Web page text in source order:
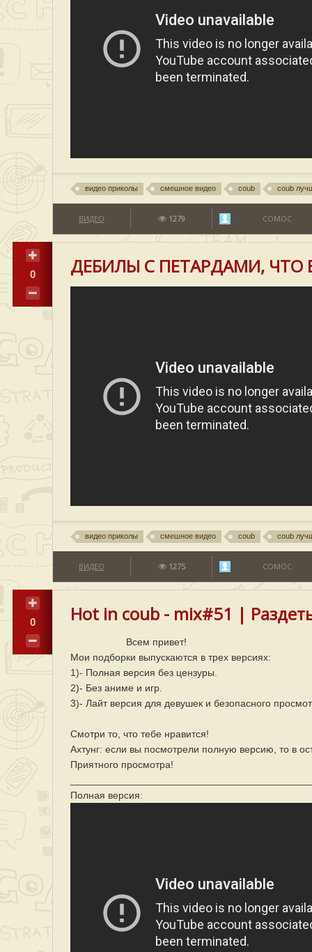
видео приколы смешное видео coub coub
ВИДЕО 1279 COMOC
0 ДЕБИЛЫ С ПЕТАРДАМИ, ЧТО
видео приколы смешное видео coub coub
ВИДЕО 1275 COMOC
0 Hot in coub - mix#51 |
Всем привет!
Мои подборки выпускаются в трех версиях:
1)- Полная версия без цензуры.
2)- Без аниме и игр.
3)- Лайт версия для девушек и безопасного
Смотри то, что тебе нравится!
Ахтунг: если вы посмотрели полную версию, то в
Приятного просмотра!
Полная версия: